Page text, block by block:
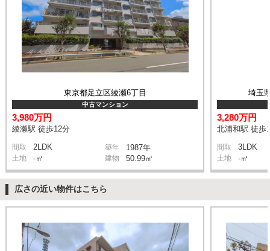
東京都足立区綾瀬6丁目
中古マンション
3,980万円
綾瀬駅 徒歩12分
間取 2LDK 築年 1987年
土地 -㎡ 建物 50.99㎡
埼玉
3,280万円
北浦和駅 徒歩
間取 3LDK
土地 -㎡
広さの近い物件はこちら